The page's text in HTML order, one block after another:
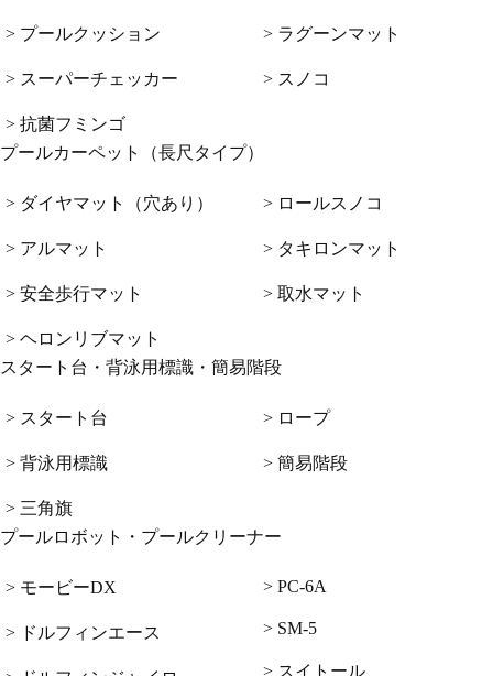
> プールクッション
> スーパーチェッカー
> 抗菌フミンゴ
> ラグーンマット
> スノコ
プールカーペット（長尺タイプ）
> ダイヤマット（穴あり）
> アルマット
> 安全歩行マット
> ヘロンリブマット
> ロールスノコ
> タキロンマット
> 取水マット
スタート台・背泳用標識・簡易階段
> スタート台
> 背泳用標識
> 三角旗
> ロープ
> 簡易階段
プールロボット・プールクリーナー
> モービーDX
> ドルフィンエース
> PC-6A
> SM-5
> スイトール